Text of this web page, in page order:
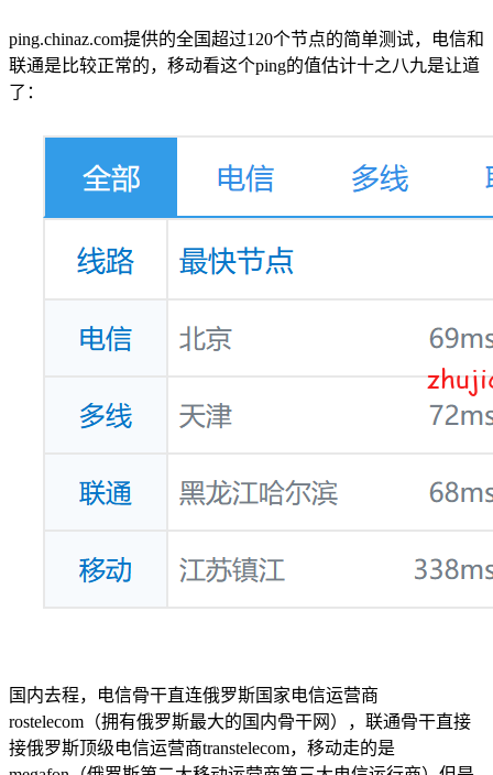
ping.chinaz.com提供的全国超过120个节点的简单测试，电信和
联通是比较正常的，移动看这个ping的值估计十之八九是让道
了：
国内去程，电信骨干直连俄罗斯国家电信运营商
rostelecom（拥有俄罗斯最大的国内骨干网），联通骨干直接
接俄罗斯顶级电信运营商transtelecom，移动走的是